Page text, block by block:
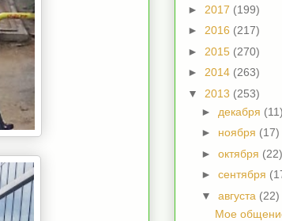
► 2017 (199)
► 2016 (217)
► 2015 (270)
► 2014 (263)
▼ 2013 (253)
► декабря (11)
► ноября (17)
► октября (22)
► сентября
▼ августа (22)
Мое